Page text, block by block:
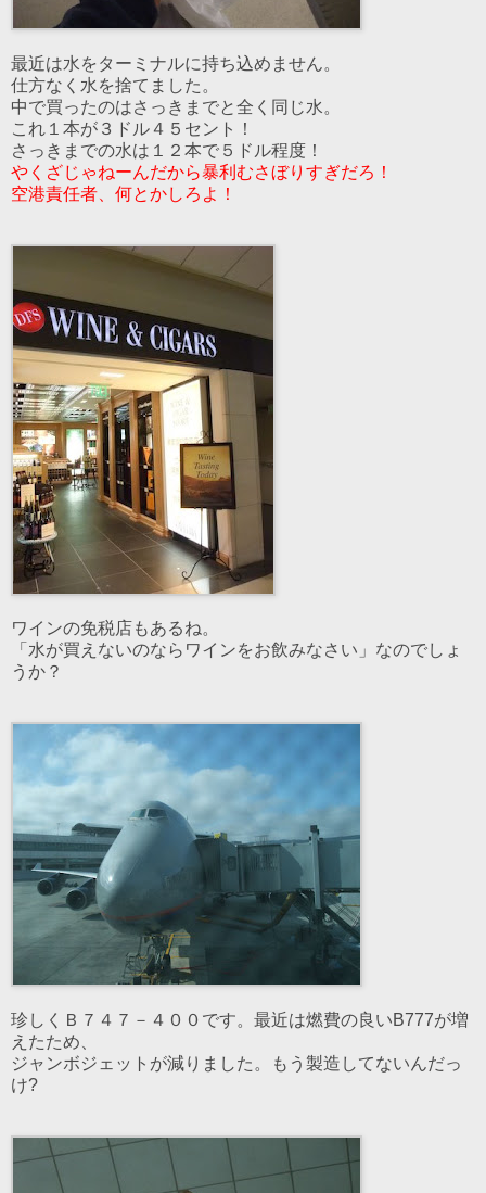
最近は水をターミナルに持ち込めません。
仕方なく水を捨てました。
中で買ったのはさっきまでと全く同じ水。
これ１本が３ドル４５セント！
さっきまでの水は１２本で５ドル程度！
やくざじゃねーんだから暴利むさぼりすぎだろ！
空港責任者、何とかしろよ！
ワインの免税店もあるね。
「水が買えないのならワインをお飲みなさい」なのでしょ
うか？
珍しくＢ７４７－４００です。最近は燃費の良いB777が増
えたため、
ジャンボジェットが減りました。もう製造してないんだっ
け?